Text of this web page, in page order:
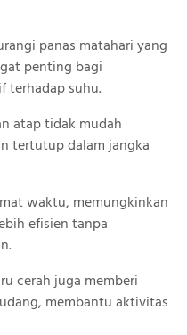
panas matahari yang
penting bagi
terhadap suhu.
atap tidak mudah
tertutup dalam jangka
waktu, memungkinkan
efisien tanpa
cerah juga memberi
membantu aktivitas